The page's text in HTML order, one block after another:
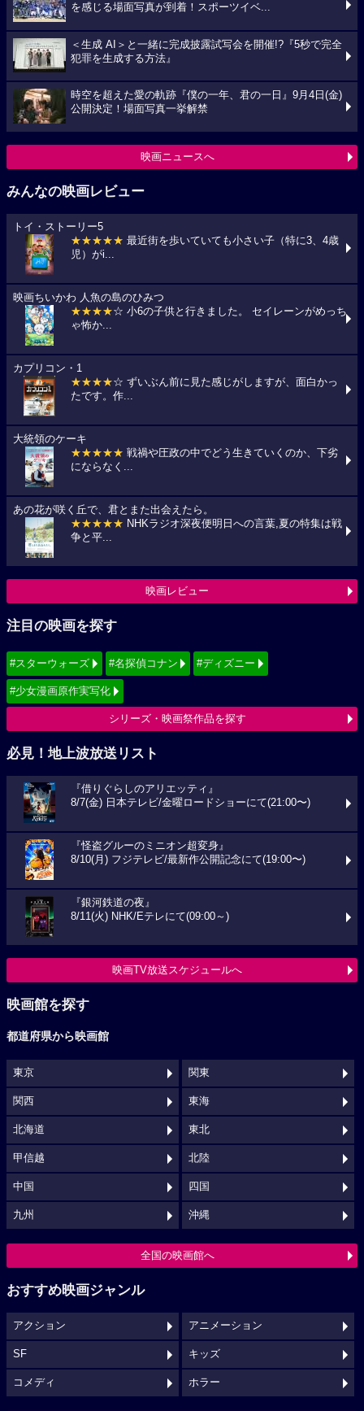
を感じる場面写真が到着！スポーツイベ...
＜生成 AI＞と一緒に完成披露試写会を開催!?『5秒で完全
犯罪を生成する方法』
時空を超えた愛の軌跡『僕の一年、君の一日』9月4日(金)
公開決定！場面写真一挙解禁
映画ニュースへ
みんなの映画レビュー
トイ・ストーリー5
★★★★★ 最近街を歩いていても小さい子（特に3、4歳
児）がi...
映画ちいかわ 人魚の島のひみつ
★★★★☆ 小6の子供と行きました。 セイレーンがめっち
ゃ怖か...
カプリコン・1
★★★★☆ ずいぶん前に見た感じがしますが、面白かっ
たです。作...
大統領のケーキ
★★★★★ 戦禍や圧政の中でどう生きていくのか、下劣
にならなく...
あの花が咲く丘で、君とまた出会えたら。
★★★★★ NHKラジオ深夜便明日への言葉,夏の特集は戦
争と平...
映画レビュー
注目の映画を探す
#スターウォーズ #名探偵コナン #ディズニー
#少女漫画原作実写化
シリーズ・映画祭作品を探す
必見！地上波放送リスト
『借りぐらしのアリエッティ』
8/7(金) 日本テレビ/金曜ロードショーにて(21:00〜)
『怪盗グルーのミニオン超変身』
8/10(月) フジテレビ/最新作公開記念にて(19:00〜)
『銀河鉄道の夜』
8/11(火) NHK/Eテレにて(09:00～)
映画TV放送スケジュールへ
映画館を探す
都道府県から映画館
東京 関東
関西 東海
北海道 東北
甲信越 北陸
中国 四国
九州 沖縄
全国の映画館へ
おすすめ映画ジャンル
アクション アニメーション
SF キッズ
コメディ ホラー